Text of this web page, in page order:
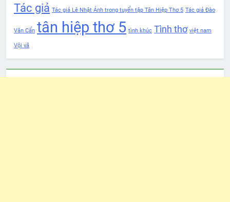
Tác giả Tác giả Lê Nhật Ánh trong tuyển tập Tân Hiệp Thơ 5 Tác giả Đào
Văn Cẩn tân hiệp thơ 5 tình khúc Tình thơ việt nam
Vội vã